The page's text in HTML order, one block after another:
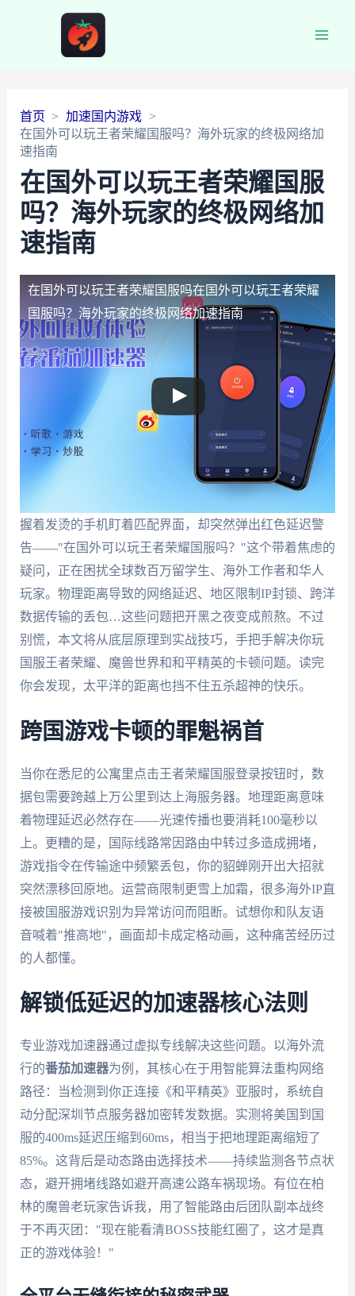
首页
加速国内游戏
在国外可以玩王者荣耀国服吗？海外玩家的终极网络加
速指南
在国外可以玩王者荣耀国服
吗？海外玩家的终极网络加
速指南
在国外可以玩王者荣耀国服吗在国外可以玩王者荣耀
国服吗？海外玩家的终极网络加速指南
握着发烫的手机盯着匹配界面，却突然弹出红色延迟警
告——"在国外可以玩王者荣耀国服吗？"这个带着焦虑的
疑问，正在困扰全球数百万留学生、海外工作者和华人
玩家。物理距离导致的网络延迟、地区限制IP封锁、跨洋
数据传输的丢包…这些问题把开黑之夜变成煎熬。不过
别慌，本文将从底层原理到实战技巧，手把手解决你玩
国服王者荣耀、魔兽世界和和平精英的卡顿问题。读完
你会发现，太平洋的距离也挡不住五杀超神的快乐。
跨国游戏卡顿的罪魁祸首
当你在悉尼的公寓里点击王者荣耀国服登录按钮时，数
据包需要跨越上万公里到达上海服务器。地理距离意味
着物理延迟必然存在——光速传播也要消耗100毫秒以
上。更糟的是，国际线路常因路由中转过多造成拥堵，
游戏指令在传输途中频繁丢包，你的貂蝉刚开出大招就
突然漂移回原地。运营商限制更雪上加霜，很多海外IP直
接被国服游戏识别为异常访问而阻断。试想你和队友语
音喊着"推高地"，画面却卡成定格动画，这种痛苦经历过
的人都懂。
解锁低延迟的加速器核心法则
专业游戏加速器通过虚拟专线解决这些问题。以海外流
行的番茄加速器为例，其核心在于用智能算法重构网络
路径：当检测到你正连接《和平精英》亚服时，系统自
动分配深圳节点服务器加密转发数据。实测将美国到国
服的400ms延迟压缩到60ms，相当于把地理距离缩短了
85%。这背后是动态路由选择技术——持续监测各节点状
态，避开拥堵线路如避开高速公路车祸现场。有位在柏
林的魔兽老玩家告诉我，用了智能路由后团队副本战终
于不再灭团："现在能看清BOSS技能红圈了，这才是真
正的游戏体验！"